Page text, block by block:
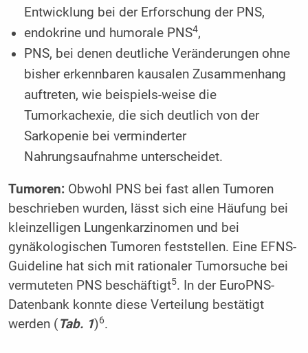
Entwicklung bei der Erforschung der PNS,
endokrine und humorale PNS4,
PNS, bei denen deutliche Veränderungen ohne
bisher erkennbaren kausalen Zusammenhang
auftreten, wie beispiels-weise die
Tumorkachexie, die sich deutlich von der
Sarkopenie bei verminderter
Nahrungsaufnahme unterscheidet.
Tumoren:Obwohl PNS bei fast allen Tumoren
beschrieben wurden, lässt sich eine Häufung bei
kleinzelligen Lungenkarzinomen und bei
gynäkologischen Tumoren feststellen. Eine EFNS-
Guideline hat sich mit rationaler Tumorsuche bei
vermuteten PNS beschäftigt5. In der EuroPNS-
Datenbank konnte diese Verteilung bestätigt
werden (Tab. 1)6.